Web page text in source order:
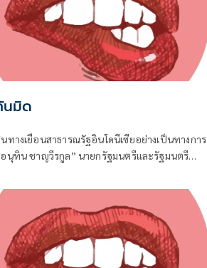
มิด
นทางเยือนสาธารณรัฐอินโดนีเซียอย่างเป็นทางการ
อนุทิน ชาญวีรกูล” นายกรัฐมนตรีและรัฐมนตรี
ระวัติศาสตร์ ที่สะท้อนถึงเกียรติภูมิอันโดดเด่นของ
ทศไทยบนเวทีโลกได้อย่างชัดเจน